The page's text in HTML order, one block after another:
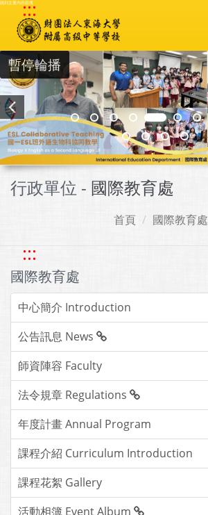
跳到主要內容區塊
:::
暫停輪播
行政單位 - 國際教育處
首頁 國際教育處
:::
國際教育處
中心簡介 Introduction
公告訊息 News
師資陣容 Faculty
法令規章 Regulations
年度計畫 Annual Program
課程介紹 Curriculum Introduction
課程花絮 Gallery
活動相簿 Event Album